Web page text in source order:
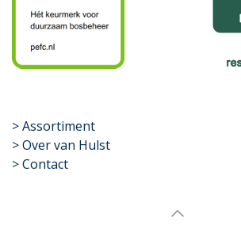
​>Assortiment
> Over van Hulst
> Contact